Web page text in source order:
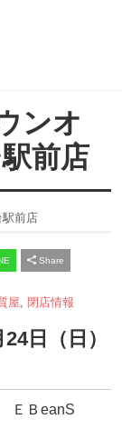
ンオ
前店
駅前店
Share
屋 閉店情報
日（日）
ＥＢeanS